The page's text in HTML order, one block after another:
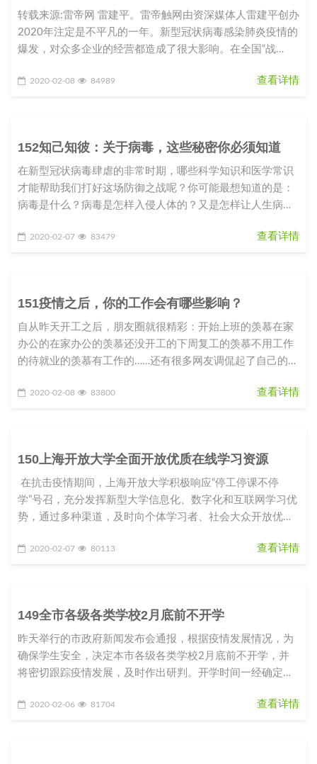
转载来源:雷帝网 雷建平。雷帝触网由资深媒体人雷建平创办
2020年注定是不平凡的一年。新型冠状病毒感染肺炎疫情的
爆发，对众多企业的经营都造成了很大影响。在全国“战
2020-02-08 84989 查看详情
152知己知彼：关于病毒，这些秘密你必须知道
在新型冠状病毒肆虐的非常时期，哪些科学知识和医学常识
才能帮助我们打好这场防御之战呢？你可能最想知道的是：
病毒是什么？病毒是怎样入侵人体的？又是怎样让人生病
2020-02-07 83479 查看详情
151疫情之后，你的工作会有哪些影响？
自从昨天开工之后，朋友圈就很精彩：开始上班的羡慕在家
办公的在家办公的羡慕还没开工的下周复工的羡慕不用工作
的待就业的羡慕有工作的……还有很多网友调侃起了自己的职
2020-02-08 83800 查看详情
150上海开放大学全面开放优质在线学习资源
在抗击疫情期间，上海开放大学积极响应“停工停课不停
学”号召，充分发挥新型大学信息化、数字化和互联网学习优
势，通过多种渠道，及时向个体学习者、社会大众开放优质
2020-02-07 80113 查看详情
149全市各级各类学校2月底前不开学
昨天举行的市政府新闻发布会通报，根据疫情发展情况，为
确保学生安全，决定本市各级各类学校2月底前不开学，并
将密切跟踪疫情发展，及时作出研判。开学时间一经确定，
2020-02-06 81704 查看详情